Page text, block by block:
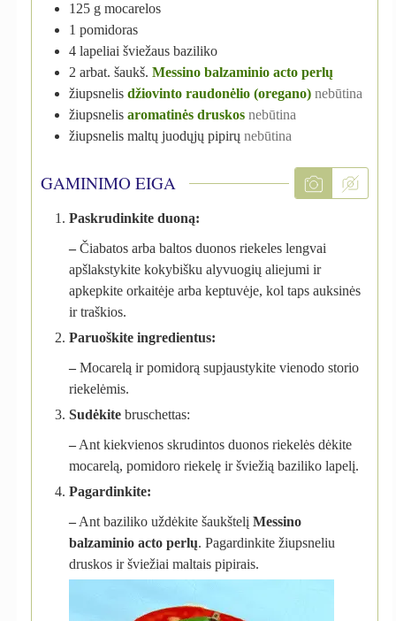
125 g mocarelos
1 pomidoras
4 lapeliai šviežaus baziliko
2 arbat. šaukš. Messino balzaminio acto perlų
žiupsnelis džiovinto raudonėlio (oregano) nebūtina
žiupsnelis aromatinės druskos nebūtina
žiupsnelis maltų juodųjų pipirų nebūtina
GAMINIMO EIGA
Paskrudinkite duoną:
–Čiabatos arba baltos duonos riekeles lengvai
apšlakstykite kokybišku alyvuogių aliejumi ir
apkepkite orkaitėje arba keptuvėje, kol taps auksinės
ir traškios.
Paruoškite ingredientus:
– Mocarelą ir pomidorą supjaustykite vienodo storio
riekelėmis.
Sudėkite bruschettas:
–Ant kiekvienos skrudintos duonos riekelės dėkite
mocarelą, pomidoro riekelę ir šviežią baziliko lapelį.
Pagardinkite:
–Ant baziliko uždėkite šaukštelį Messino
balzaminio acto perlų. Pagardinkite žiupsneliu
druskos ir šviežiai maltais pipirais.